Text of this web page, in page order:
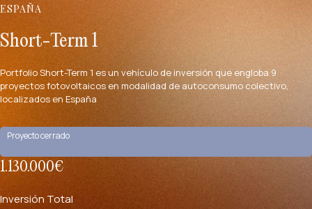
ESPAÑA
Short-Term 1
Portfolio Short-Term 1 es un vehículo de inversión que engloba 9
proyectos fotovoltaicos en modalidad de autoconsumo colectivo,
localizados en España
Proyecto cerrado
1.130.000€
Inversión Total